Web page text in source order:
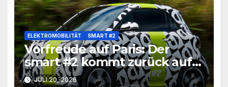
ELEKTROMOBILITÄT SMART #2
Vorfreude auf Paris: Der
smart #2 kommt zurück auf
die Straße
JULI 20, 2026